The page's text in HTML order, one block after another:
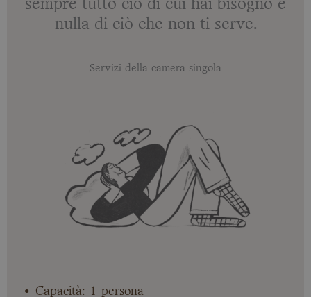
sempre tutto ciò di cui hai bisogno e
nulla di ciò che non ti serve.
Servizi della camera singola
• Capacità: 1 persona